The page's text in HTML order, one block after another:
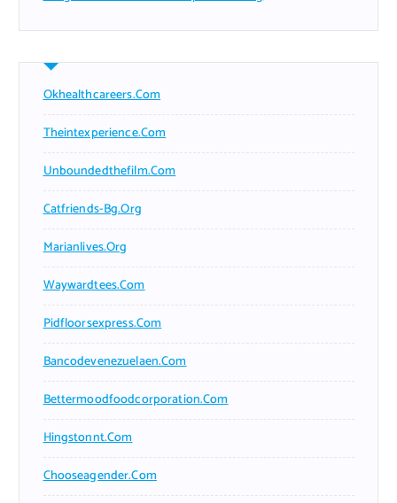
Okhealthcareers.com
Theintexperience.com
Unboundedthefilm.com
Catfriends-Bg.org
Marianlives.org
Waywardtees.com
Pidfloorsexpress.com
Bancodevenezuelaen.com
Bettermoodfoodcorporation.com
Hingstonnt.com
Chooseagender.com